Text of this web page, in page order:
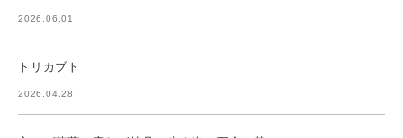
2026.06.01
トリカブト
2026.04.28